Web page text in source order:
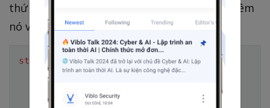
thứ nhất hãy lấy width - 10, cuối cùng hãy thêm
nó vào một lệnh if như sau:
struct CheckBoxView: View {
@Binding
var trimVal